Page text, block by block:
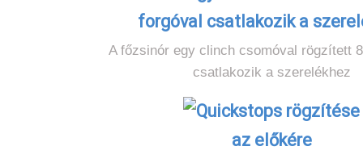
A főzsinór egy clinch csomóval rögzített
csatlakozik a szerelékhez